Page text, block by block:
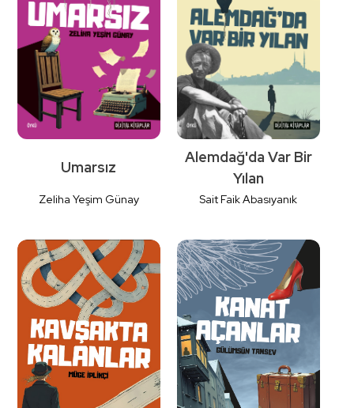
Detaylı
İncele
Detaylı
İncele
Detaylı
İncele
Umarsız
Zeliha Yeşim Günay
Detaylı
İncele
Alemdağ'da Var Bir
Yılan
Sait Faik Abasıyanık